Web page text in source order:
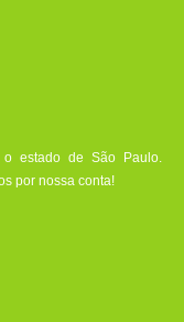
estado de São Paulo.
por nossa conta!